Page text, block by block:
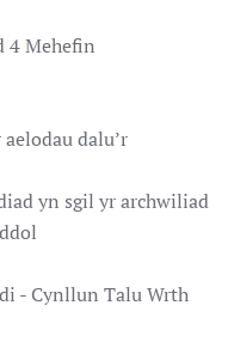
hyd 4 Mehefin
dalu’r
yn sgil yr archwiliad
- Cynllun Talu Wrth